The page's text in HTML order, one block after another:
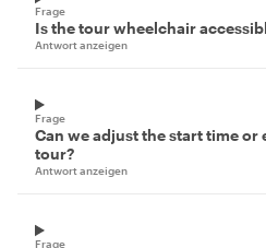
Frage
Is the tour wheelchair
Antwort anzeigen
Frage
Can we adjust the start time
tour?
Antwort anzeigen
Frage